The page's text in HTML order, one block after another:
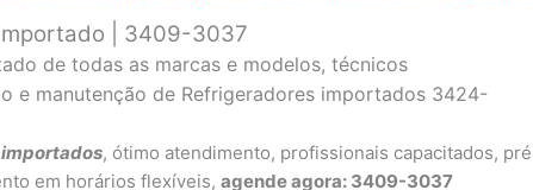
| 3409-3037
de todas as marcas e modelos, técnicos
e manutenção de Refrigeradores importados 3424-
importados, ótimo atendimento, profissionais capacitados, pré
em horários flexíveis, agende agora: 3409-3037